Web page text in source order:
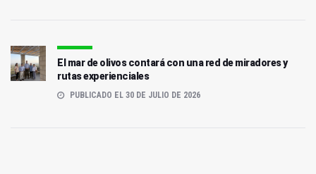
El mar de olivos contará con una red de miradores y
rutas experienciales
PUBLICADO EL 30 DE JULIO DE 2026